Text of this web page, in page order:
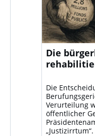
Die
Die
Verurteilung
öffentlicher